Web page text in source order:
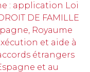
: application Loi
DE FAMILLE
Royaume
et aide à
étrangers
et au